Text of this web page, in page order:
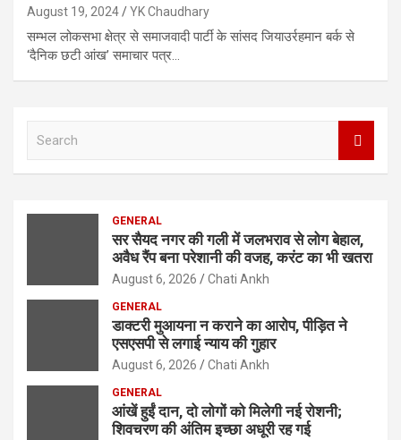
August 19, 2024 YK Chaudhary
सम्भल लोकसभा क्षेत्र से समाजवादी पार्टी के सांसद जियाउर्रहमान बर्क से
‘दैनिक छटी आंख’ समाचार पत्र…
GENERAL
सर सैयद नगर की गली में जलभराव से लोग बेहाल,
अवैध रैंप बना परेशानी की वजह, करंट का भी खतरा
August 6, 2026 Chati Ankh
GENERAL
डाक्टरी मुआयना न कराने का आरोप, पीड़ित ने
एसएसपी से लगाई न्याय की गुहार
August 6, 2026 Chati Ankh
GENERAL
आंखें हुईं दान, दो लोगों को मिलेगी नई रोशनी;
शिवचरण की अंतिम इच्छा अधूरी रह गई